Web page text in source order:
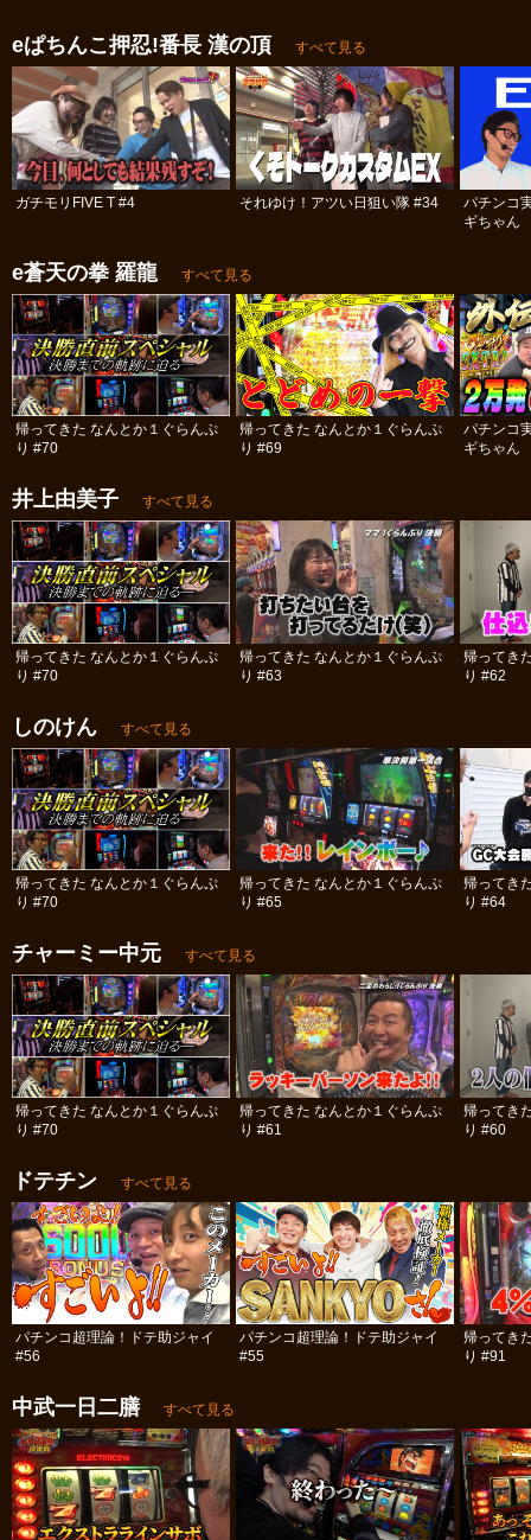
eぱちんこ押忍!番長 漢の頂 すべて見る
ガチモリFIVE T #4 それゆけ！アツい日狙い隊 #34
パチンコ
ギちゃん
e蒼天の拳 羅龍 すべて見る
帰ってきた なんとか１ぐらんぷ
り #70
帰ってきた なんとか１ぐらんぷ
り #69
パチンコ
ギちゃん
井上由美子 すべて見る
帰ってきた なんとか１ぐらんぷ
り #70
帰ってきた なんとか１ぐらんぷ
り #63
帰ってき
り #62
しのけん すべて見る
帰ってきた なんとか１ぐらんぷ
り #70
帰ってきた なんとか１ぐらんぷ
り #65
帰ってき
り #64
チャーミー中元 すべて見る
帰ってきた なんとか１ぐらんぷ
り #70
帰ってきた なんとか１ぐらんぷ
り #61
帰ってき
り #60
ドテチン すべて見る
パチンコ超理論！ドテ助ジャイ
#56
パチンコ超理論！ドテ助ジャイ
#55
帰ってき
り #91
中武一日二膳 すべて見る